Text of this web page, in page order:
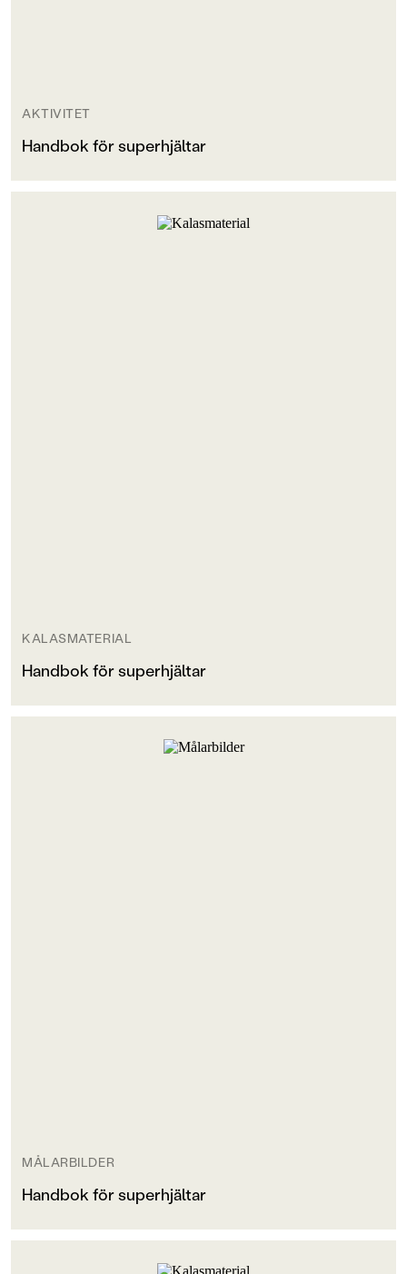
AKTIVITET
Handbok för superhjältar
KALASMATERIAL
Handbok för superhjältar
MÅLARBILDER
Handbok för superhjältar